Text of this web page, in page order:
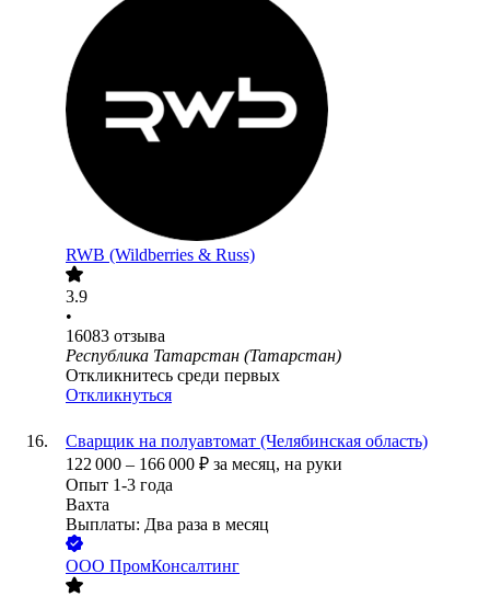
RWB (Wildberries & Russ)
3.9
•
16083 отзыва
Республика Татарстан (Татарстан)
Откликнитесь среди первых
Откликнуться
Сварщик на полуавтомат (Челябинская область)
122 000 – 166 000 ₽ за месяц, на руки
Опыт 1-3 года
Вахта
Выплаты: Два раза в месяц
ООО ПромКонсалтинг